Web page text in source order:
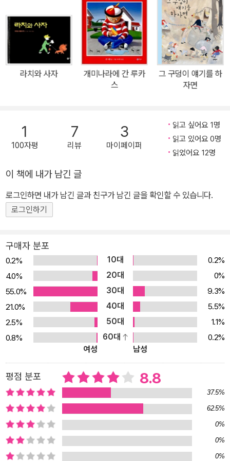
라치와 사자
개미나라에 간 루카
스
그 구덩이 얘기를 하
자면
1
100자평
7
리뷰
3
마이페이퍼
읽고 싶어요 1명
읽고 있어요 0명
읽었어요 12명
이 책에 내가 남긴 글
로그인하면 내가 남긴 글과 친구가 남긴 글을 확인할 수 있습니다.
로그인하기
구매자 분포
0.2% 10대
0.2%
4.0%
20대
0%
55.0%
30대
9.3%
21.0%
40대
5.5%
2.5%
50대
1.1%
0.8%
60대
0.2%
여성
남성
평점 분포 8.8
37.5%
62.5%
0%
0%
0%